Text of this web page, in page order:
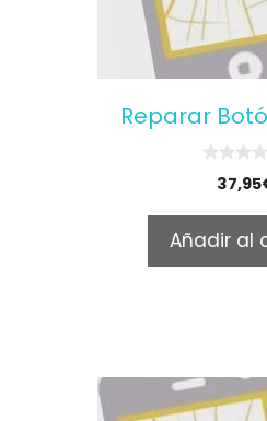
Reparar
o
f
5
37,95
Añadir al